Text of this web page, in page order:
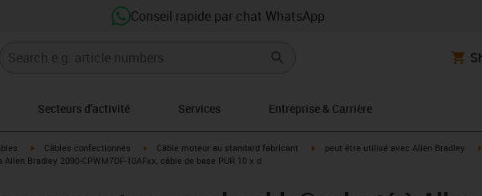
Conseil rapide par chat WhatsApp
Secteurs d'activité Services Entreprise & Carrière
igus-icon-arrow-right
Câbles confectionnés igus-icon-arrow-right
Câble moteur au standard fabricant igus-icon-arrow-right
peut être utilisé avec Allen Bradley
Bradley 2090-CPWM7DF-10AFxx, câble de base PUR 10 x d